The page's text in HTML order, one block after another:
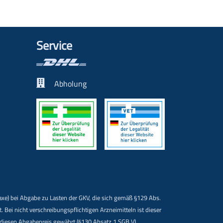
Service
Abholung
bei Abgabe zu Lasten der GKV, die sich gemäß §129 Abs.
Bei nicht verschreibungspflichtigen Arzneimitteln ist dieser